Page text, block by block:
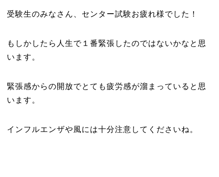
受験生のみなさん、センター試験お疲れ様でした！
もしかしたら人生で１番緊張したのではないかなと思
います。
緊張感からの開放でとても疲労感が溜まっていると思
います。
インフルエンザや風には十分注意してくださいね。